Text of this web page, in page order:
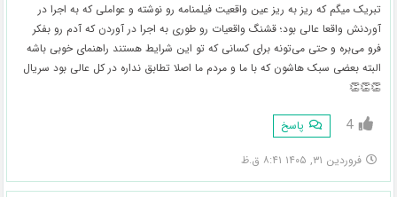
تبریک میگم که ریز به ریز عین واقعیت فیلمنامه رو نوشته و عواملی که به اجرا در
آوردنش واقعا عالی بود؛ قشنگ واقعیات رو طوری به اجرا در آوردن که آدم رو بفکر
فرو می‌بره و حتی می‌تونه برای کسانی که تو این شرایط هستند راهنمای خوبی باشه
البته بعضی سبک هاشون که با ما و مردم ما اصلا تطابق نداره در کل عالی بود سریال
👏👏👏
4 پاسخ
فروردین ۳۱, ۱۴۰۵ ۸:۴۱ ق.ظ